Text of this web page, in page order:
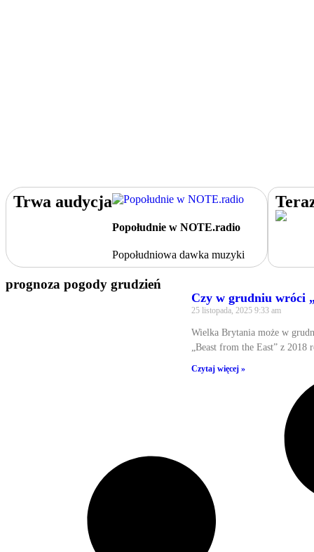
Trwa audycja
Popołudnie w NOTE.radio
Popołudniowa dawka muzyki
prognoza pogody grudzień
Czy w grudniu wróci
25 listopada, 2025 9:33 am
Wielka Brytania może w
„Beast from the East” z 2018
Czytaj więcej »